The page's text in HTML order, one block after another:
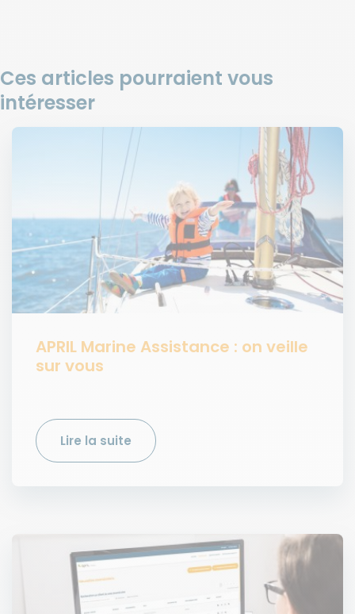
Ces articles pourraient vous
intéresser
APRIL Marine Assistance : on veille
sur vous
Lire la suite